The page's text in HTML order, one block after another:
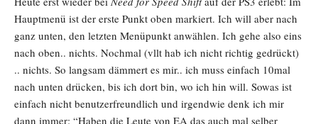
Hauptmenü ist der erste Punkt oben markiert. Ich will aber nach
ganz unten, den letzten Menüpunkt anwählen. Ich gehe also eins
nach oben.. nichts. Nochmal (vllt hab ich nicht richtig gedrückt)
.. nichts. So langsam dämmert es mir.. ich muss einfach 10mal
nach unten drücken, bis ich dort bin, wo ich hin will. Sowas ist
einfach nicht benutzerfreundlich und irgendwie denk ich mir
dann immer: “Haben die Leute von EA das auch mal selber